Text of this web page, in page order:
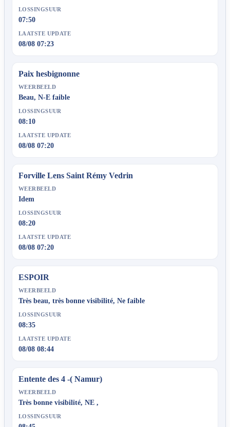
LOSSINGSUUR
07:50
LAATSTE UPDATE
08/08 07:23
Paix hesbignonne
WEERBEELD
Beau, N-E faible
LOSSINGSUUR
08:10
LAATSTE UPDATE
08/08 07:20
Forville Lens Saint Rémy Vedrin
WEERBEELD
Idem
LOSSINGSUUR
08:20
LAATSTE UPDATE
08/08 07:20
ESPOIR
WEERBEELD
Très beau, très bonne visibilité, Ne faible
LOSSINGSUUR
08:35
LAATSTE UPDATE
08/08 08:44
Entente des 4 -( Namur)
WEERBEELD
Très bonne visibilité, NE ,
LOSSINGSUUR